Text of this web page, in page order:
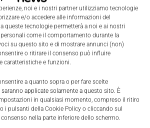
noi e i nostri partner utilizziamo tecnologie
e/o accedere alle informazioni del
queste tecnologie permetterà a noi e ai nostri
come il comportamento durante la
su questo sito e di mostrare annunci (non)
o ritirare il consenso può influire
caratteristiche e funzioni.
a quanto sopra o per fare scelte
applicate solamente a questo sito. È
in qualsiasi momento, compreso il ritiro
i pulsanti della Cookie Policy o cliccando sul
nella parte inferiore dello schermo.
al cliente”.
risparmio energetico, Sonepar
unrelampingnei propri centri di
e Pomezia (Roma),
Lede sta progressivamente
quota di auto elettriche e ibride
aziendale, oggi già oltre le 50